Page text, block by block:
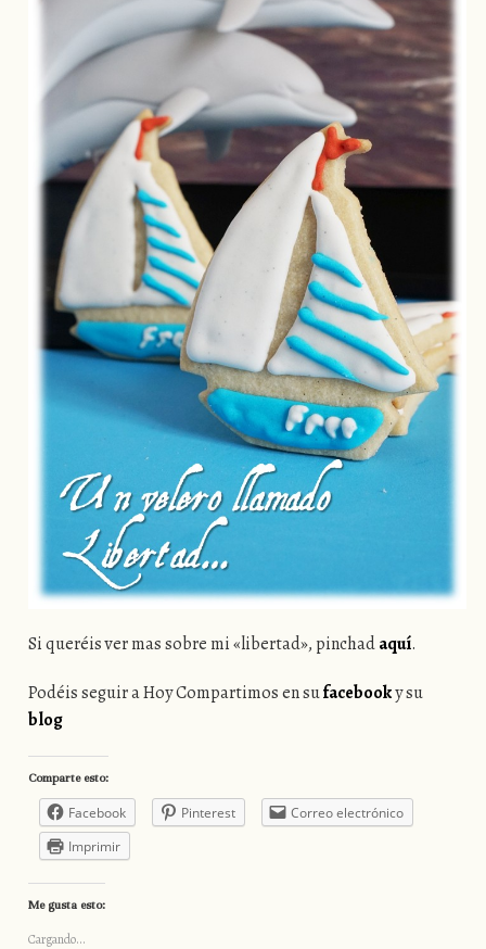
Si queréis ver mas sobre mi «libertad», pinchadaquí.
Podéis seguir a Hoy Compartimos en sufacebooky su
blog
Comparte esto:
Facebook Pinterest
Correo electrónico
Imprimir
Me gusta esto:
Cargando...